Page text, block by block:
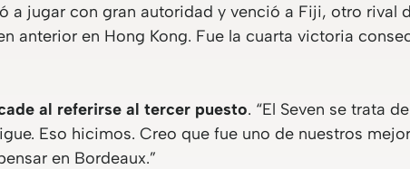
a jugar con gran autoridad y venció a Fiji, otro rival
anterior en Hong Kong. Fue la cuarta victoria
al referirse al tercer puesto. “El Seven se trata de
Eso hicimos. Creo que fue uno de nuestros
en Bordeaux.”